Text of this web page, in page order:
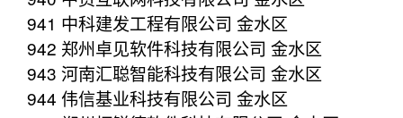
941 中科建发工程有限公司 金水区
942 郑州卓见软件科技有限公司 金水区
943 河南汇聪智能科技有限公司 金水区
944 伟信基业科技有限公司 金水区